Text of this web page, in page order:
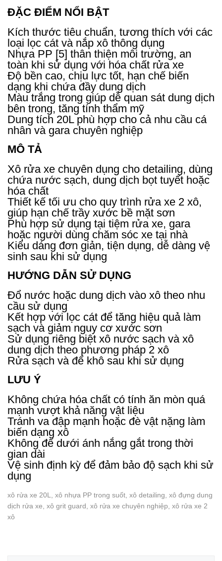
ĐẶC ĐIỂM NỔI BẬT
Kích thước tiêu chuẩn, tương thích với các
loại lọc cát và nắp xô thông dụng
Nhựa PP [5] thân thiện môi trường, an
toàn khi sử dụng với hóa chất rửa xe
Độ bền cao, chịu lực tốt, hạn chế biến
dạng khi chứa đầy dung dịch
Màu trắng trong giúp dễ quan sát dung dịch
bên trong, tăng tính thẩm mỹ
Dung tích 20L phù hợp cho cả nhu cầu cá
nhân và gara chuyên nghiệp
MÔ TẢ
Xô rửa xe chuyên dụng cho detailing, dùng
chứa nước sạch, dung dịch bọt tuyết hoặc
hóa chất
Thiết kế tối ưu cho quy trình rửa xe 2 xô,
giúp hạn chế trầy xước bề mặt sơn
Phù hợp sử dụng tại tiệm rửa xe, gara
hoặc người dùng chăm sóc xe tại nhà
Kiểu dáng đơn giản, tiện dụng, dễ dàng vệ
sinh sau khi sử dụng
HƯỚNG DẪN SỬ DỤNG
Đổ nước hoặc dung dịch vào xô theo nhu
cầu sử dụng
Kết hợp với lọc cát để tăng hiệu quả làm
sạch và giảm nguy cơ xước sơn
Sử dụng riêng biệt xô nước sạch và xô
dung dịch theo phương pháp 2 xô
Rửa sạch và để khô sau khi sử dụng
LƯU Ý
Không chứa hóa chất có tính ăn mòn quá
mạnh vượt khả năng vật liệu
Tránh va đập mạnh hoặc đè vật nặng làm
biến dạng xô
Không để dưới ánh nắng gắt trong thời
gian dài
Vệ sinh định kỳ để đảm bảo độ sạch khi sử
dụng
xô rửa xe 20L, xô nhựa PP trong suốt, xô detailing, xô đựng dung
dịch rửa xe, xô grit guard, xô rửa xe chuyên nghiệp, xô rửa xe 2
xô